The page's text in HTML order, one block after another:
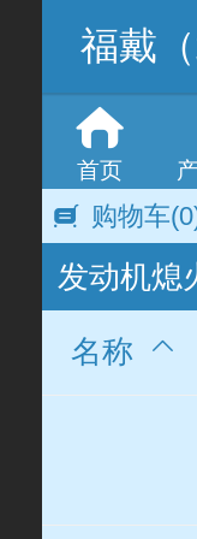
福戴
首页
购物车
发动机熄
名称